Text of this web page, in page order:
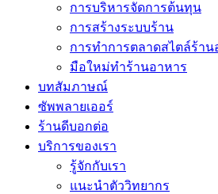
การบริหารจัดการต้นทุน
การสร้างระบบร้าน
การทำการตลาดสไตล์ร้าน
มือใหม่ทำร้านอาหาร
บทสัมภาษณ์
ซัพพลายเออร์
ร้านดีบอกต่อ
บริการของเรา
รู้จักกับเรา
แนะนำตัววิทยากร